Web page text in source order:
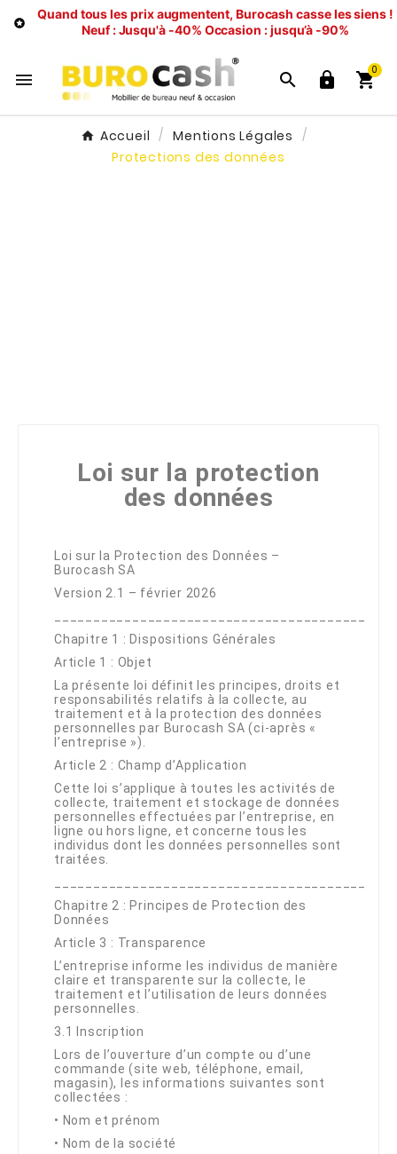

Quand tous les prix augmentent, Burocash casse les siens !
Neuf : Jusqu'à -40% Occasion : jusqu’à -90%
   
0
Accueil
Mentions Légales
Protections des données
Loi sur la protection
des données
Loi sur la Protection des Données –
Burocash SA
Version 2.1 – février 2026
Chapitre 1 : Dispositions Générales
Article 1 : Objet
La présente loi définit les principes, droits et
responsabilités relatifs à la collecte, au
traitement et à la protection des données
personnelles par Burocash SA (ci-après «
l’entreprise »).
Article 2 : Champ d’Application
Cette loi s’applique à toutes les activités de
collecte, traitement et stockage de données
personnelles effectuées par l’entreprise, en
ligne ou hors ligne, et concerne tous les
individus dont les données personnelles sont
traitées.
Chapitre 2 : Principes de Protection des
Données
Article 3 : Transparence
L’entreprise informe les individus de manière
claire et transparente sur la collecte, le
traitement et l’utilisation de leurs données
personnelles.
3.1 Inscription
Lors de l’ouverture d’un compte ou d’une
commande (site web, téléphone, email,
magasin), les informations suivantes sont
collectées :
• Nom et prénom
• Nom de la société